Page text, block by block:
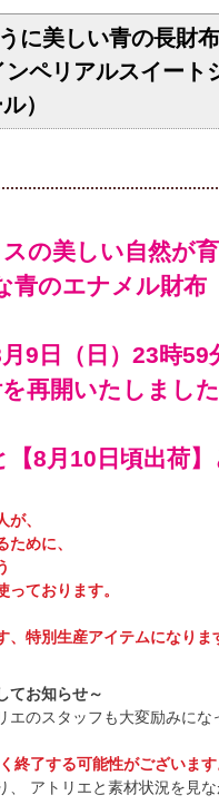
に美しい青の長財
ペリアルスイート
）
の美しい自然が
のエナメル財布
再開いたしました
【 頃出荷】
、
めに、
ております。
特別生産アイテムになりま
てお知らせ～
のスタッフも大変励みにな
終了する可能性がございます
アトリエと素材状況を見